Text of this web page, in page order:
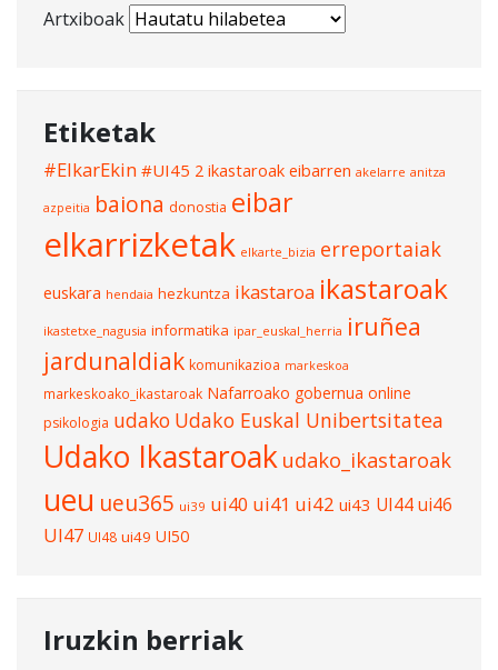
Artxiboak
Etiketak
#ElkarEkin #UI45 2 ikastaroak eibarren akelarre anitza
azpeitia baiona donostia eibar
elkarrizketak elkarte_bizia erreportaiak
euskara hendaia hezkuntza ikastaroa ikastaroak
ikastetxe_nagusia informatika ipar_euskal_herria iruñea
jardunaldiak komunikazioa markeskoa
markeskoako_ikastaroak Nafarroako gobernua online
psikologia udako Udako Euskal Unibertsitatea
Udako Ikastaroak udako_ikastaroak
ueu ueu365 ui39 ui40 ui41 ui42 ui43 UI44ui46
UI47 UI48 ui49 UI50
Iruzkin berriak